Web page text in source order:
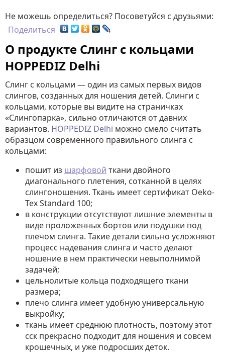
Не можешь определиться? Посоветуйся с друзьями:
Поделиться
О продукте Слинг с кольцами
HOPPEDIZ Delhi
Слинг с кольцами — один из самых первых видов
слингов, созданных для ношения детей. Слинги с
кольцами, которые вы видите на страничках
«Слингопарка», сильно отличаются от давних
вариантов. HOPPEDIZ Delhi можно смело считать
образцом современного правильного слинга с
кольцами:
пошит из шарфовой ткани двойного
диагонального плетения, сотканной в целях
слингоношения. Ткань имеет сертификат Oeko-
Tex Standard 100;
в конструкции отсутствуют лишние элементы в
виде проложенных бортов или подушки под
плечом слинга. Такие детали сильно усложняют
процесс надевания слинга и часто делают
ношение в нем практически невыполнимой
задачей;
цельнолитые кольца подходящего ткани
размера;
плечо слинга имеет удобную универсальную
выкройку;
ткань имеет среднюю плотность, поэтому этот
сск прекрасно подходит для ношения и совсем
крошечных, и уже подросших деток.